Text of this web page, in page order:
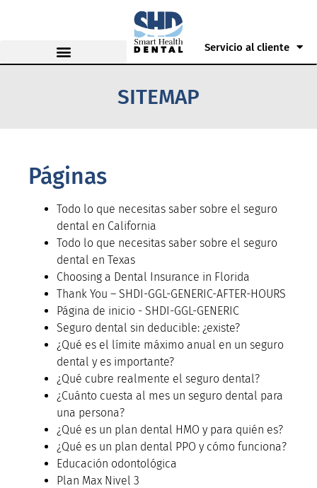
Servicio al cliente
SITEMAP
Páginas
Todo lo que necesitas saber sobre el seguro
dental en California
Todo lo que necesitas saber sobre el seguro
dental en Texas
Choosing a Dental Insurance in Florida
Thank You – SHDI-GGL-GENERIC-AFTER-HOURS
Página de inicio - SHDI-GGL-GENERIC
Seguro dental sin deducible: ¿existe?
¿Qué es el límite máximo anual en un seguro
dental y es importante?
¿Qué cubre realmente el seguro dental?
¿Cuánto cuesta al mes un seguro dental para
una persona?
¿Qué es un plan dental HMO y para quién es?
¿Qué es un plan dental PPO y cómo funciona?
Educación odontológica
Plan Max Nivel 3